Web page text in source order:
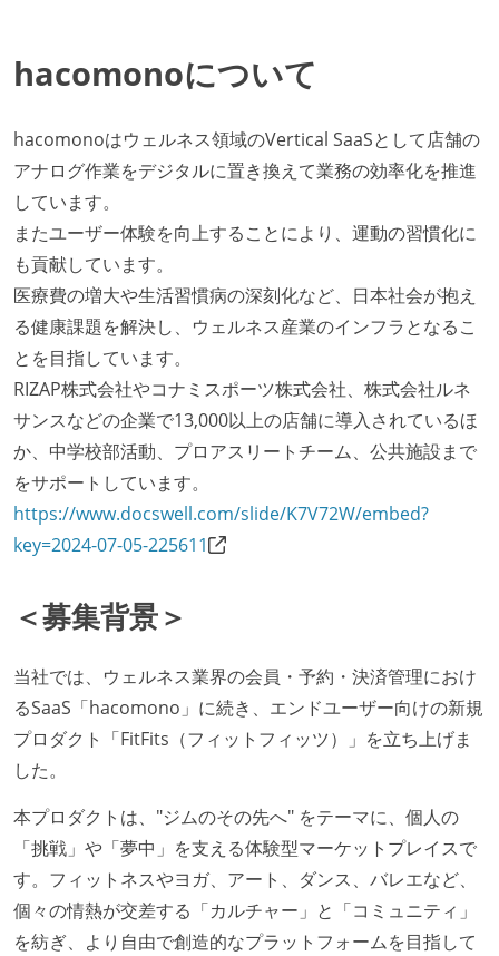
hacomonoについて
hacomonoはウェルネス領域のVertical SaaSとして店舗の
アナログ作業をデジタルに置き換えて業務の効率化を推進
しています。
またユーザー体験を向上することにより、運動の習慣化に
も貢献しています。
医療費の増大や生活習慣病の深刻化など、日本社会が抱え
る健康課題を解決し、ウェルネス産業のインフラとなるこ
とを目指しています。
RIZAP株式会社やコナミスポーツ株式会社、株式会社ルネ
サンスなどの企業で13,000以上の店舗に導入されているほ
か、中学校部活動、プロアスリートチーム、公共施設まで
をサポートしています。
https://www.docswell.com/slide/K7V72W/embed?
key=2024-07-05-225611
＜募集背景＞
当社では、ウェルネス業界の会員・予約・決済管理におけ
るSaaS「hacomono」に続き、エンドユーザー向けの新規
プロダクト「FitFits（フィットフィッツ）」を立ち上げま
した。
本プロダクトは、"ジムのその先へ" をテーマに、個人の
「挑戦」や「夢中」を支える体験型マーケットプレイスで
す。フィットネスやヨガ、アート、ダンス、バレエなど、
個々の情熱が交差する「カルチャー」と「コミュニティ」
を紡ぎ、より自由で創造的なプラットフォームを目指して